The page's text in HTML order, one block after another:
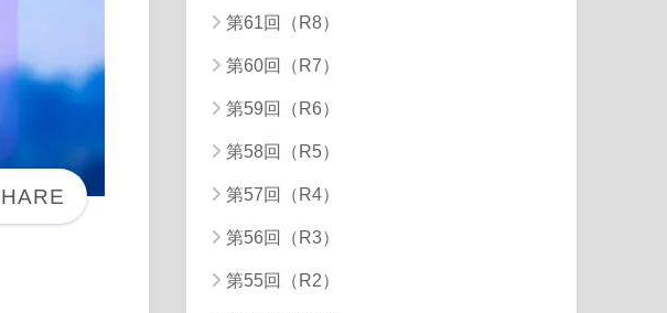
第61回（R8）
第60回（R7）
第59回（R6）
第58回（R5）
第57回（R4）
第56回（R3）
第55回（R2）